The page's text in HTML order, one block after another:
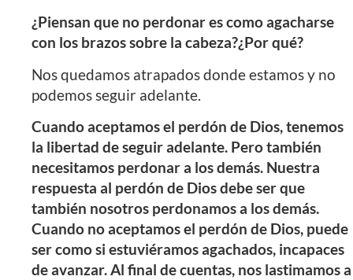
¿Piensan que no perdonar es como agacharse
con los brazos sobre la cabeza?¿Por qué?
Nos quedamos atrapados donde estamos y no
podemos seguir adelante.
Cuando aceptamos el perdón de Dios, tenemos
la libertad de seguir adelante. Pero también
necesitamos perdonar a los demás. Nuestra
respuesta al perdón de Dios debe ser que
también nosotros perdonamos a los demás.
Cuando no aceptamos el perdón de Dios, puede
ser como si estuviéramos agachados, incapaces
de avanzar. Al final de cuentas, nos lastimamos a